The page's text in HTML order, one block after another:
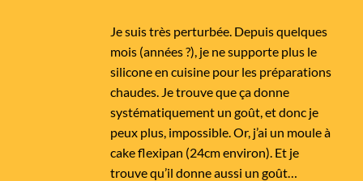
Je suis très perturbée. Depuis quelques
mois (années ?), je ne supporte plus le
silicone en cuisine pour les préparations
chaudes. Je trouve que ça donne
systématiquement un goût, et donc je
peux plus, impossible. Or, j’ai un moule à
cake flexipan (24cm environ). Et je
trouve qu’il donne aussi un goût…